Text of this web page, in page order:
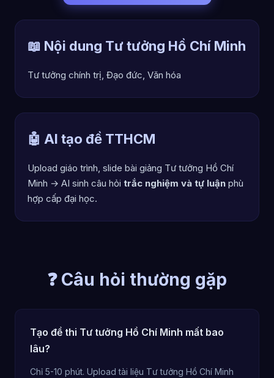
📖 Nội dung Tư tưởng Hồ Chí Minh
Tư tưởng chính trị, Đạo đức, Văn hóa
🤖 AI tạo đề TTHCM
Upload giáo trình, slide bài giảng Tư tưởng Hồ Chí
Minh → AI sinh câu hỏi trắc nghiệm và tự luận phù
hợp cấp đại học.
❓ Câu hỏi thường gặp
Tạo đề thi Tư tưởng Hồ Chí Minh mất bao
lâu?
Chỉ 5-10 phút. Upload tài liệu Tư tưởng Hồ Chí Minh